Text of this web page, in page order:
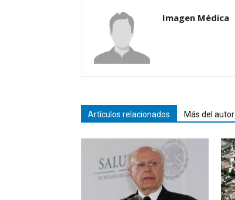
Imagen Médica
Artículos relacionados Más del autor